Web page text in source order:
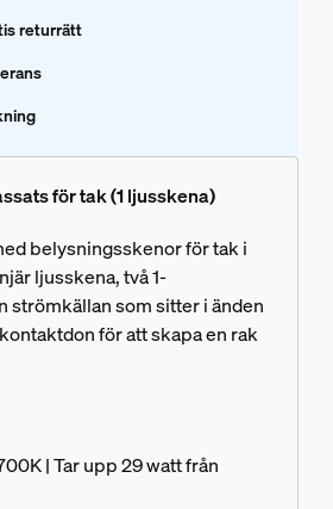
returrätt
för tak (1 ljusskena)
belysningsskenor för tak i
ljusskena, två 1-
strömkällan som sitter i änden
för att skapa en rak
| Tar upp 29 watt från